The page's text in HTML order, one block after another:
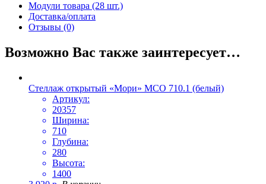
Модули товара (28 шт.)
Доставка/оплата
Отзывы (0)
Возможно Вас также заинтересует…
Стеллаж открытый «Мори» МСО 710.1 (белый)
Артикул:
20357
Ширина:
710
Глубина:
280
Высота:
1400